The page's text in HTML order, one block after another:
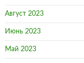
Август 2023
Июнь 2023
Май 2023